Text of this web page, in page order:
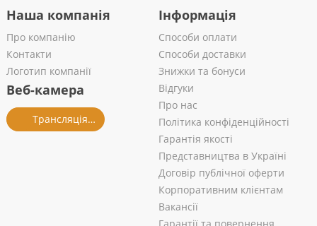
Наша компанія
Про компанію
Контакти
Логотип компанії
Веб-камера
Трансляція із салону
Інформація
Способи оплати
Способи доставки
Знижки та бонуси
Відгуки
Про нас
Політика конфіденційності
Гарантія якості
Представництва в Україні
Договір публічної оферти
Корпоративним клієнтам
Вакансії